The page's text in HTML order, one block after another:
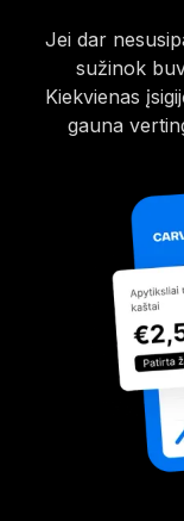
Jei dar
sužinok
Kiekvienas
gauna